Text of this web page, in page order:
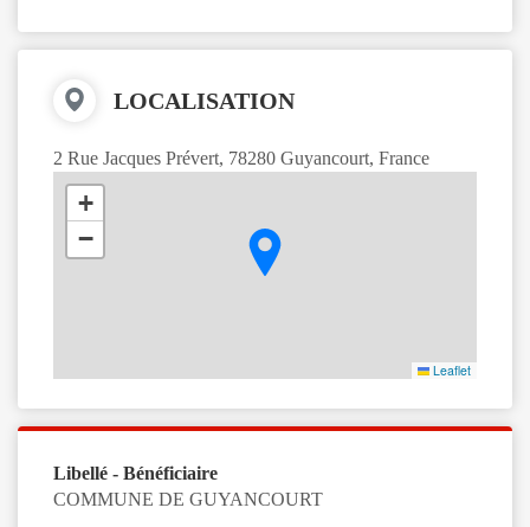
LOCALISATION
2 Rue Jacques Prévert, 78280 Guyancourt, France
+
−
Leaflet
Libellé - Bénéficiaire
COMMUNE DE GUYANCOURT